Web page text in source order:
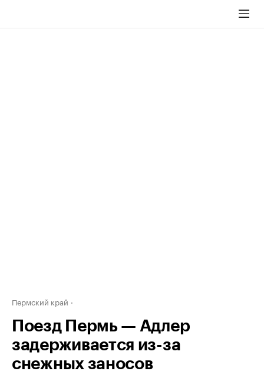
Пермский край
Поезд Пермь — Адлер
задерживается из-за
снежных заносов